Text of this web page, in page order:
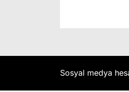
Sosyal medya